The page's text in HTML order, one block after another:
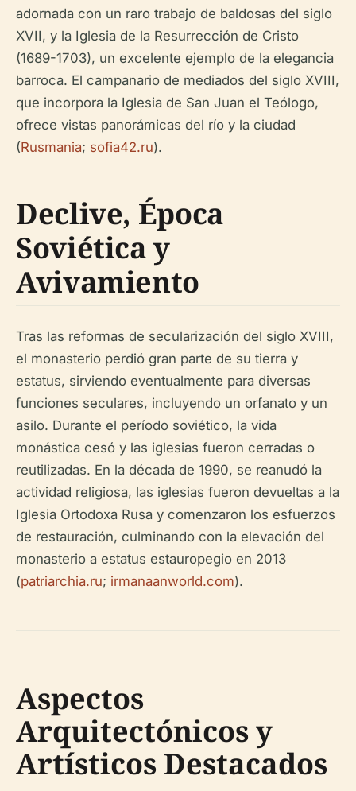
adornada con un raro trabajo de baldosas del siglo
XVII, y la Iglesia de la Resurrección de Cristo
(1689-1703), un excelente ejemplo de la elegancia
barroca. El campanario de mediados del siglo XVIII,
que incorpora la Iglesia de San Juan el Teólogo,
ofrece vistas panorámicas del río y la ciudad
(Rusmania; sofia42.ru).
Declive, Época
Soviética y
Avivamiento
Tras las reformas de secularización del siglo XVIII,
el monasterio perdió gran parte de su tierra y
estatus, sirviendo eventualmente para diversas
funciones seculares, incluyendo un orfanato y un
asilo. Durante el período soviético, la vida
monástica cesó y las iglesias fueron cerradas o
reutilizadas. En la década de 1990, se reanudó la
actividad religiosa, las iglesias fueron devueltas a la
Iglesia Ortodoxa Rusa y comenzaron los esfuerzos
de restauración, culminando con la elevación del
monasterio a estatus estauropegio en 2013
(patriarchia.ru; irmanaanworld.com).
Aspectos
Arquitectónicos y
Artísticos Destacados